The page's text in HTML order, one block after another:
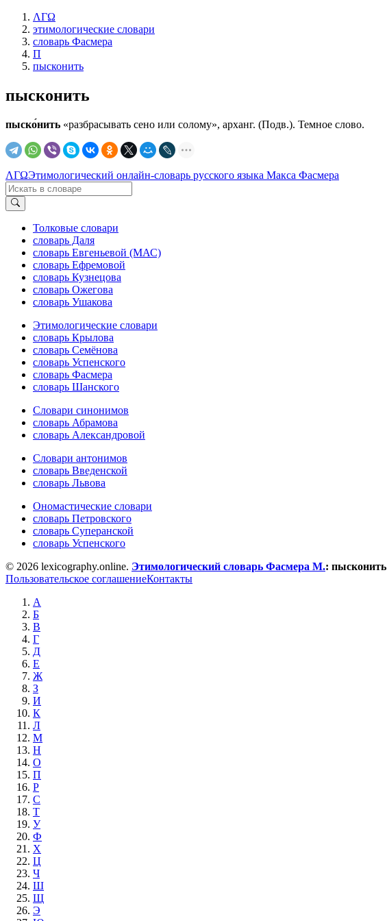
ΛΓΩ
этимологические словари
словарь Фасмера
П
пысконить
пысконить
пыско́нить «разбрасывать сено или солому», арханг. (Подв.). Темное слово.
ΛΓΩЭтимологический онлайн-словарь русского языка Макса Фасмера
Толковые словари
словарь Даля
словарь Евгеньевой (МАС)
словарь Ефремовой
словарь Кузнецова
словарь Ожегова
словарь Ушакова
Этимологические словари
словарь Крылова
словарь Семёнова
словарь Успенского
словарь Фасмера
словарь Шанского
Словари синонимов
словарь Абрамова
словарь Александровой
Словари антонимов
словарь Введенской
словарь Львова
Ономастические словари
словарь Петровского
словарь Суперанской
словарь Успенского
© 2026 lexicography.online. Этимологический словарь Фасмера М.: пысконить
Пользовательское соглашениеКонтакты
А
Б
В
Г
Д
Е
Ж
З
И
К
Л
М
Н
О
П
Р
С
Т
У
Ф
Х
Ц
Ч
Ш
Щ
Э